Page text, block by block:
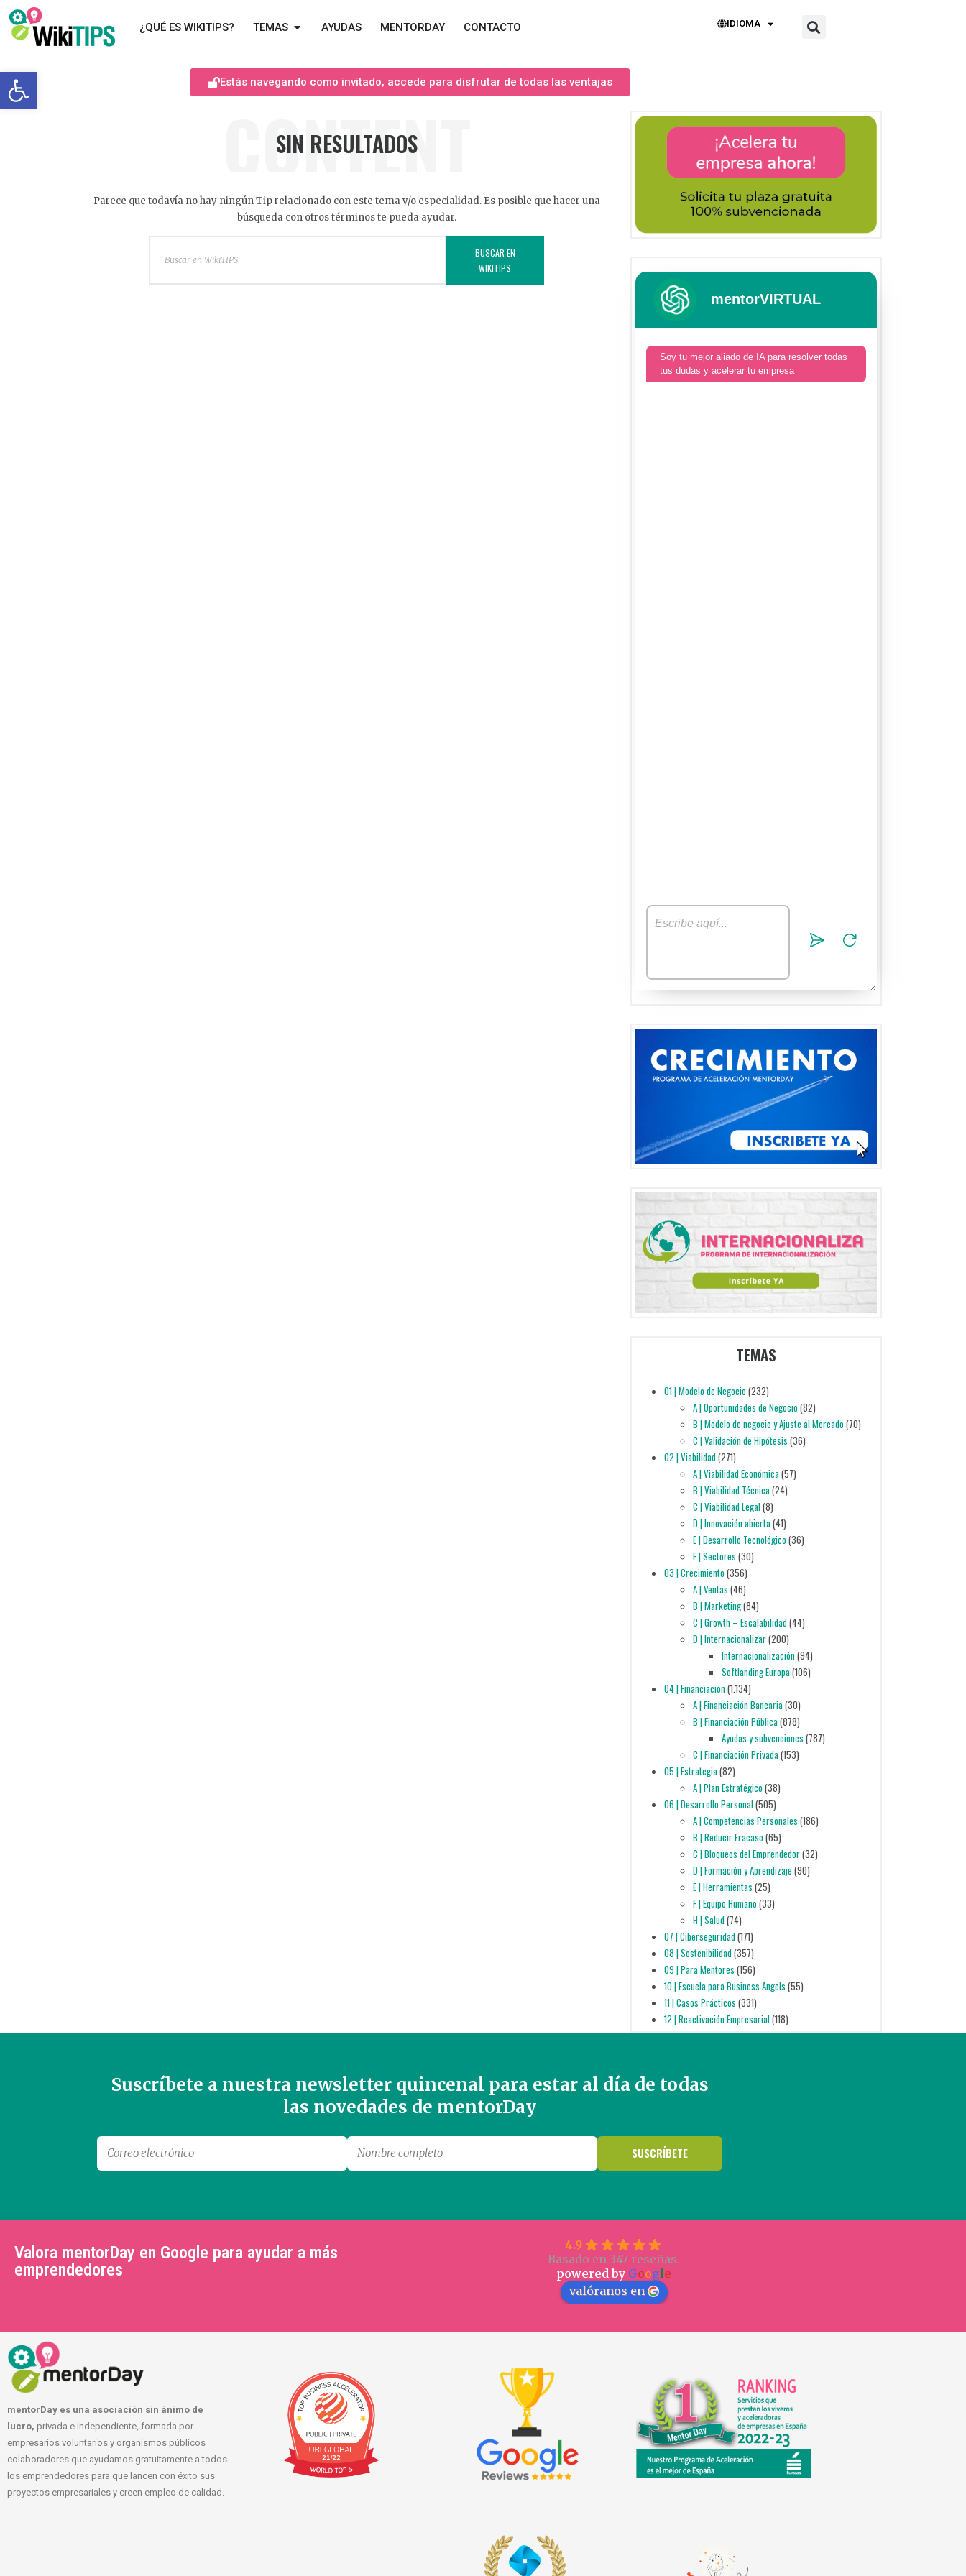
Abrir barra de herramientas
¿QUÉ ES WIKITIPS? TEMAS AYUDAS MENTORDAY CONTACTO IDIOMA
Estás navegando como invitado, accede para disfrutar de todas las ventajas
CONTENT
SIN RESULTADOS
Parece que todavía no hay ningún Tip relacionado con este tema y/o especialidad. Es posible que hacer una
búsqueda con otros términos te pueda ayudar.
BUSCAR EN
WIKITIPS
mentorVIRTUAL
Soy tu mejor aliado de IA para resolver todas
tus dudas y acelerar tu empresa
TEMAS
01 | Modelo de Negocio(232)
A | Oportunidades de Negocio(82)
B | Modelo de negocio y Ajuste al Mercado(70)
C | Validación de Hipótesis (36)
02 | Viabilidad(271)
A | Viabilidad Económica(57)
B | Viabilidad Técnica(24)
C | Viabilidad Legal(8)
D | Innovación abierta(41)
E | Desarrollo Tecnológico(36)
F | Sectores (30)
03 | Crecimiento(356)
A | Ventas (46)
B | Marketing(84)
C | Growth – Escalabilidad(44)
D | Internacionalizar(200)
Internacionalización(94)
Softlanding Europa(106)
04 | Financiación(1.134)
A | Financiación Bancaria(30)
B | Financiación Pública(878)
Ayudas y subvenciones (787)
C | Financiación Privada(153)
05 | Estrategia(82)
A | Plan Estratégico(38)
06 | Desarrollo Personal(505)
A | Competencias Personales (186)
B | Reducir Fracaso(65)
C | Bloqueos del Emprendedor(32)
D | Formación y Aprendizaje (90)
E | Herramientas (25)
F | Equipo Humano(33)
H | Salud(74)
07 | Ciberseguridad(171)
08 | Sostenibilidad(357)
09 | Para Mentores (156)
10 | Escuela para Business Angels (55)
11 | Casos Prácticos (331)
12 | Reactivación Empresarial(118)
Suscríbete a nuestra newsletter quincenal para estar al día de todas
las novedades de mentorDay
Valora mentorDay en Google para ayudar a más
emprendedores
4.9
Basado en 347 reseñas.
powered by Google
valóranos en
mentorDay es una asociación sin ánimo de
lucro, privada e independiente, formada por
empresarios voluntarios y organismos públicos
colaboradores que ayudamos gratuitamente a todos
los emprendedores para que lancen con éxito sus
proyectos empresariales y creen empleo de calidad.